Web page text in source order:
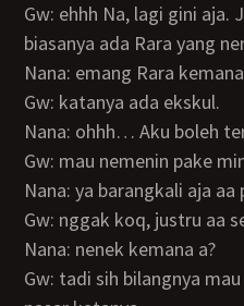
Gw: ehhh Na, lagi gini aja. Jenuh juga gak ada temen,
biasanya ada Rara yang
Nana: emang Rara
Gw: katanya ada ekskul.
Nana: ohhh… Aku boleh
Gw: mau nemenin pake
Nana: ya barangkali aja
Gw: nggak koq, justru aa
Nana: nenek kemana a?
Gw: tadi sih bilangnya mau ke pasar, kangen suasana